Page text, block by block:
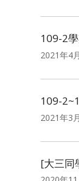
109-2
2021年4
109-
2021年3
[大三同